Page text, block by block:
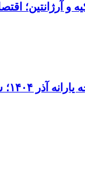
و آرژانتین؛